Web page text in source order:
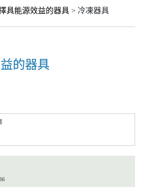
具能源效益的器具 > 冷凍器具
的器具